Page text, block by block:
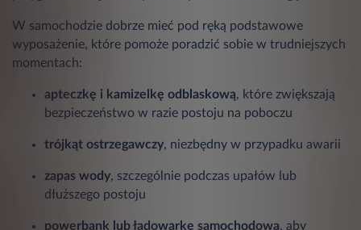
W samochodzie dobrze mieć pod ręką podstawowe
wyposażenie, które pomoże poradzić sobie w trudniejszych
momentach:
apteczkę i kamizelkę odblaskową, które zwiększają
bezpieczeństwo w razie postoju na poboczu
trójkąt ostrzegawczy, niezbędny w przypadku awarii
zapas wody, szczególnie podczas upałów lub
dłuższego postoju
powerbank lub ładowarkę samochodową, aby